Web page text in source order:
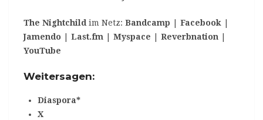
The Nightchildim Netz: Bandcamp Facebook
Jamendo
Last.fm Myspace Reverbnation
YouTube
Weitersagen:
Diaspora*
X